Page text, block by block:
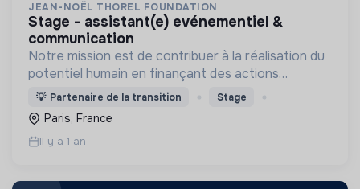
JEAN-NOËL THOREL FOUNDATION
stage - assistant(e) evénementiel &
communication
Notre mission est de contribuer à la réalisation du
potentiel humain en finançant des actions
généreuses
💡 Partenaire de la transition Stage
Paris, France
Il y a 1 an